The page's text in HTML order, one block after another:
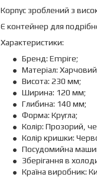
Корпус зроблений з
Є контейнер для
Характеристики:
Бренд: Empire;
Матеріал:
Висота: 230 мм;
Ширина: 120 мм;
Глибина: 140 мм;
Форма: Кругла;
Колір: Прозорий,
Колір кришки:
Посудомийна
Зберігання в
Країна виробник: